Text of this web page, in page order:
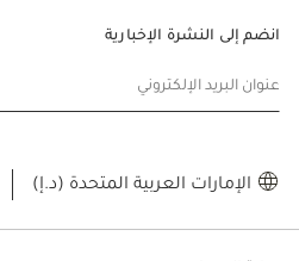
انضم إلى النشرة الإخبارية
عنوان البريد الإلكتروني
الإمارات العربية المتحدة (د.إ)